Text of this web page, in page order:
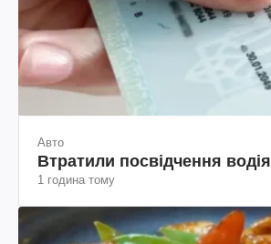
Авто
Втратили посвідчення
1 година тому